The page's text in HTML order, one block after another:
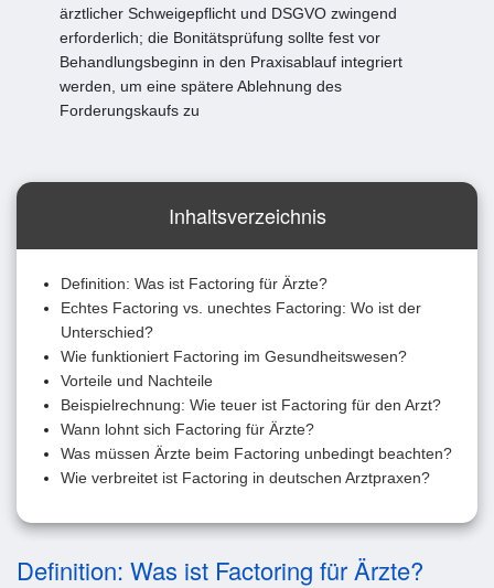
ärztlicher Schweigepflicht und DSGVO zwingend
erforderlich; die Bonitätsprüfung sollte fest vor
Behandlungsbeginn in den Praxisablauf integriert
werden, um eine spätere Ablehnung des
Forderungskaufs zu
Inhaltsverzeichnis
Definition: Was ist Factoring für Ärzte?
Echtes Factoring vs. unechtes Factoring: Wo ist der
Unterschied?
Wie funktioniert Factoring im Gesundheitswesen?
Vorteile und Nachteile
Beispielrechnung: Wie teuer ist Factoring für den Arzt?
Wann lohnt sich Factoring für Ärzte?
Was müssen Ärzte beim Factoring unbedingt beachten?
Wie verbreitet ist Factoring in deutschen Arztpraxen?
Definition: Was ist Factoring für Ärzte?